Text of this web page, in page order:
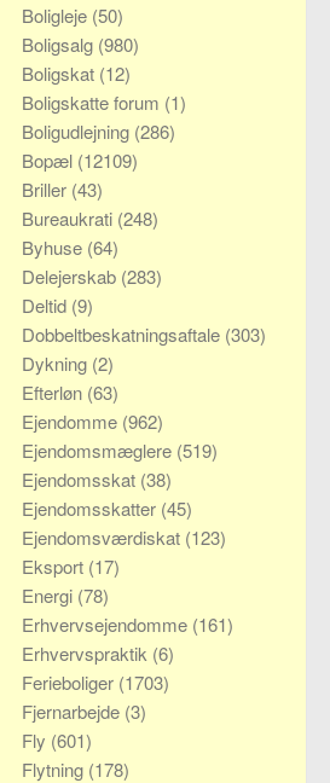
Boligleje (50)
Boligsalg (980)
Boligskat (12)
Boligskatte forum (1)
Boligudlejning (286)
Bopæl (12109)
Briller (43)
Bureaukrati (248)
Byhuse (64)
Delejerskab (283)
Deltid (9)
Dobbeltbeskatningsaftale (303)
Dykning (2)
Efterløn (63)
Ejendomme (962)
Ejendomsmæglere (519)
Ejendomsskat (38)
Ejendomsskatter (45)
Ejendomsværdiskat (123)
Eksport (17)
Energi (78)
Erhvervsejendomme (161)
Erhvervspraktik (6)
Ferieboliger (1703)
Fjernarbejde (3)
Fly (601)
Flytning (178)